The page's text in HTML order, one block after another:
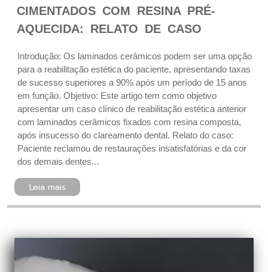
CIMENTADOS COM RESINA PRÉ-
AQUECIDA: RELATO DE CASO
Introdução: Os laminados cerâmicos podem ser uma opção
para a reabilitação estética do paciente, apresentando taxas
de sucesso superiores a 90% após um período de 15 anos
em função. Objetivo: Este artigo tem como objetivo
apresentar um caso clínico de reabilitação estética anterior
com laminados cerâmicos fixados com resina composta,
após insucesso do clareamento dental. Relato do caso:
Paciente reclamou de restaurações insatisfatórias e da cor
dos demais dentes...
Leia mais